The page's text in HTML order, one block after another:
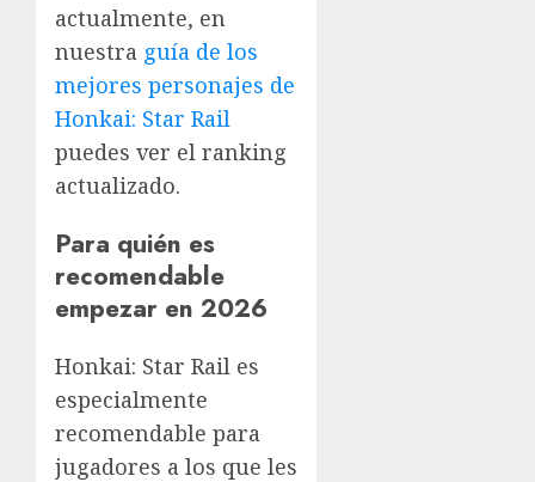
actualmente, en
nuestra guía de los
mejores personajes de
Honkai: Star Rail
puedes ver el ranking
actualizado.
Para quién es
recomendable
empezar en 2026
Honkai: Star Rail es
especialmente
recomendable para
jugadores a los que les